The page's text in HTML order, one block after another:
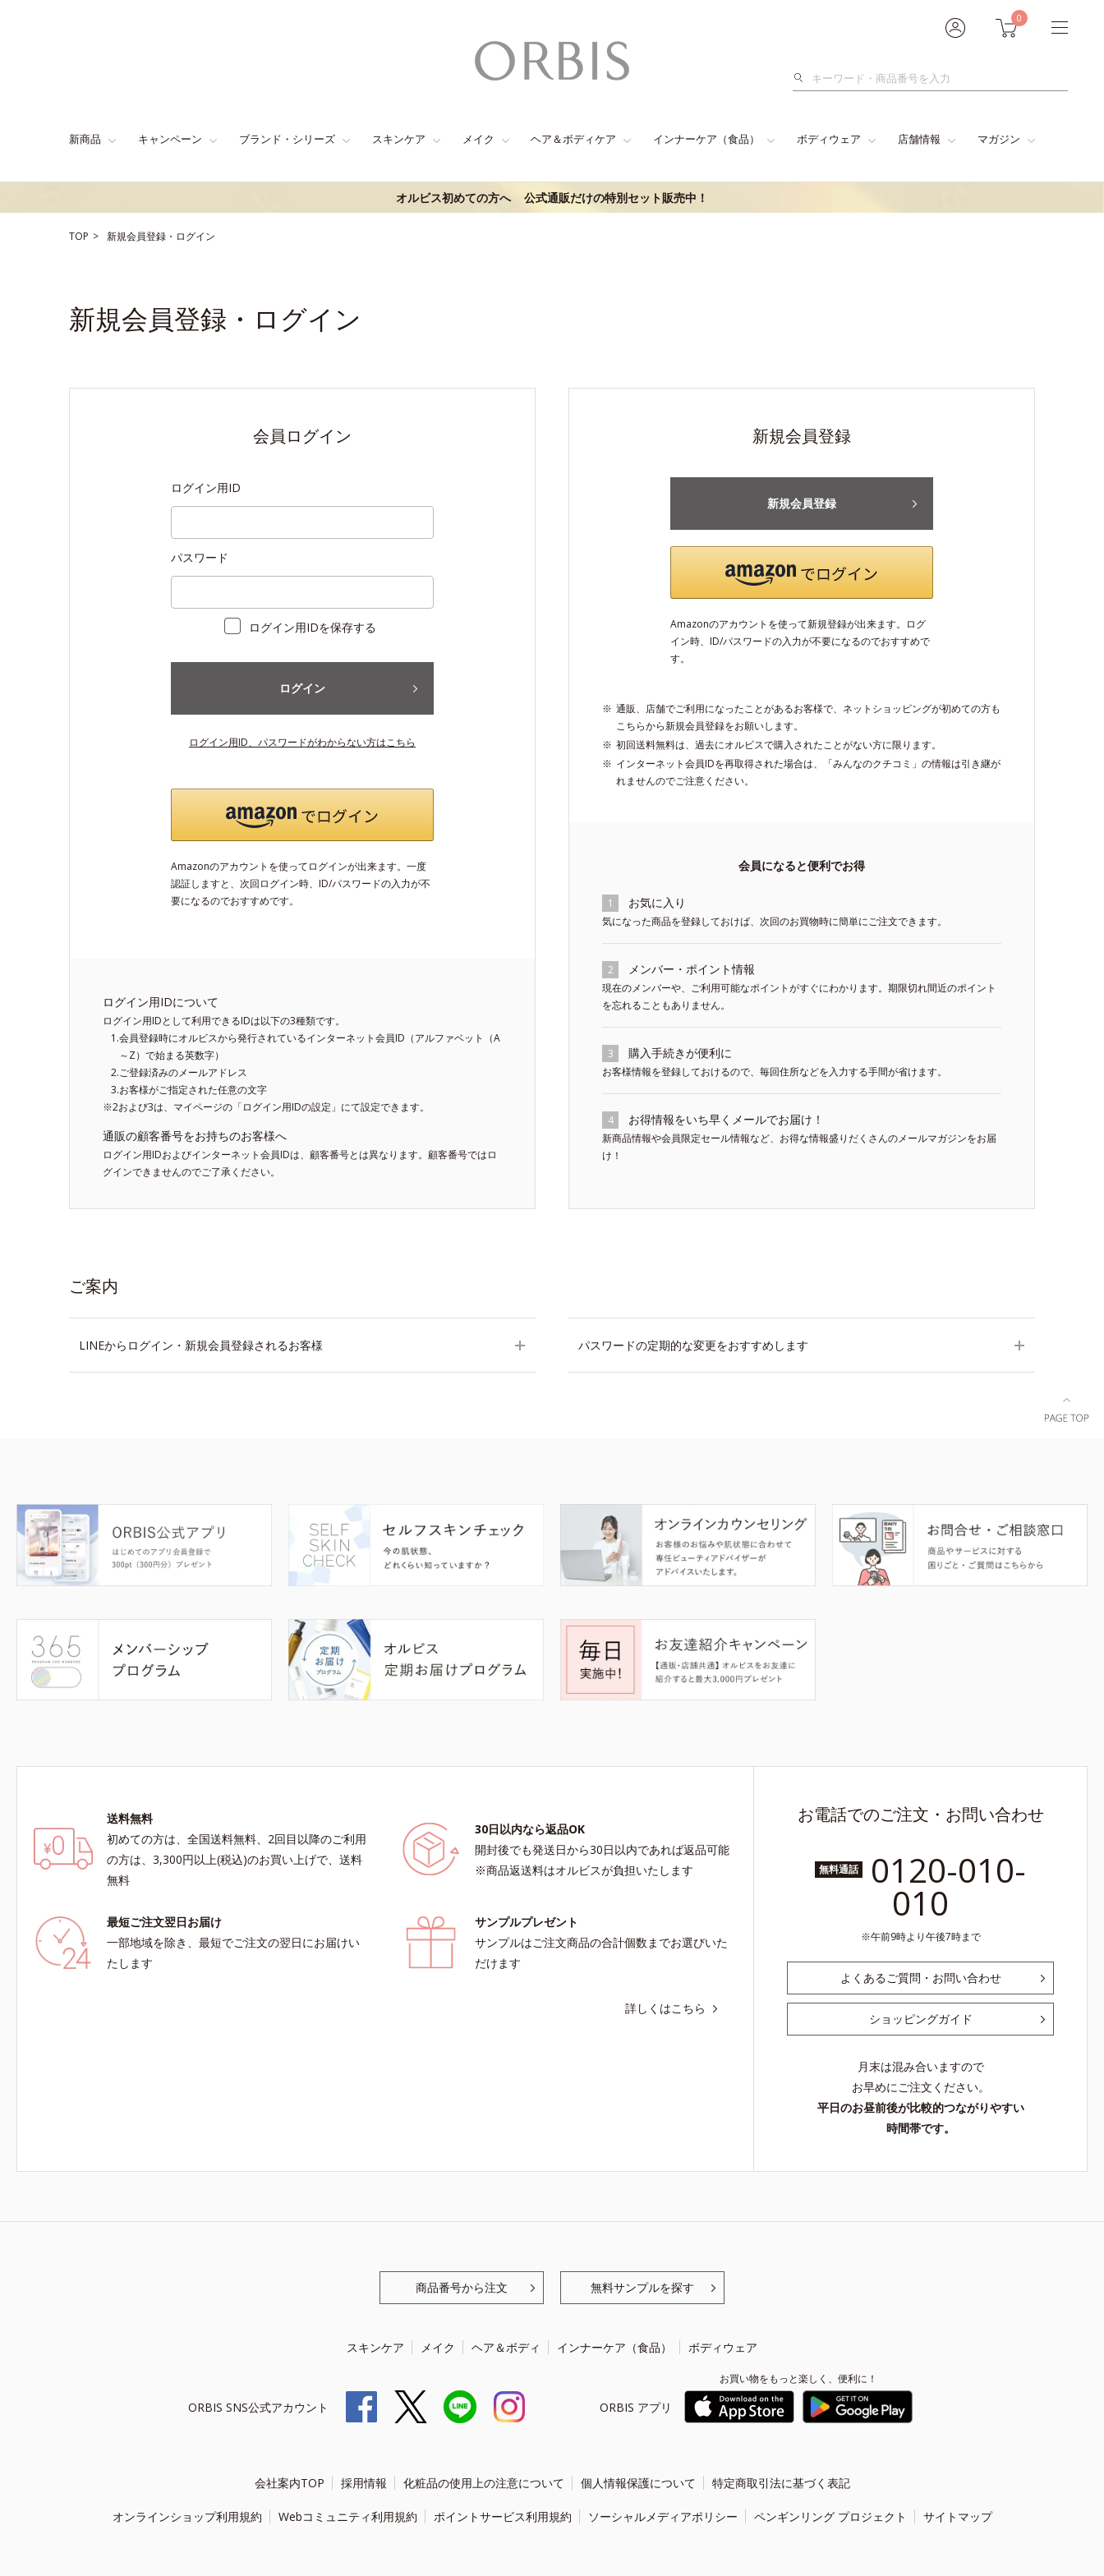
0
検
新商品 キャンペーン ブランド・シリーズ スキンケア メイク ヘア＆ボディケア インナーケア（食品） ボディウェア 店舗情報 マガジン
オルビス初めての方へ 公式通販だけの特別セット販売中！
TOP 新規会員登録・ログイン
新規会員登録・ログイン
会員ログイン
ログイン用ID
パスワード
ログイン用IDを保存する
ログイン
ログイン用ID、パスワードがわからない方はこちら
Amazonのアカウントを使ってログインが出来ます。一度
認証しますと、次回ログイン時、ID/パスワードの入力が不
要になるのでおすすめです。
ログイン用IDについて
ログイン用IDとして利用できるIDは以下の3種類です。
会員登録時にオルビスから発行されているインターネット会員ID（アルファベット（A
～Z）で始まる英数字）
ご登録済みのメールアドレス
お客様がご指定された任意の文字
※2および3は、マイページの「ログイン用IDの設定」にて設定できます。
通販の顧客番号をお持ちのお客様へ
ログイン用IDおよびインターネット会員IDは、顧客番号とは異なります。顧客番号ではロ
グインできませんのでご了承ください。
新規会員登録
新規会員登録
Amazonのアカウントを使って新規登録が出来ます。ログ
イン時、ID/パスワードの入力が不要になるのでおすすめで
す。
通販、店舗でご利用になったことがあるお客様で、ネットショッピングが初めての方も
こちらから新規会員登録をお願いします。
初回送料無料は、過去にオルビスで購入されたことがない方に限ります。
インターネット会員IDを再取得された場合は、「みんなのクチコミ」の情報は引き継が
れませんのでご注意ください。
会員になると便利でお得
1 お気に入り
気になった商品を登録しておけば、次回のお買物時に簡単にご注文できます。
2 メンバー・ポイント情報
現在のメンバーや、ご利用可能なポイントがすぐにわかります。期限切れ間近のポイント
を忘れることもありません。
3 購入手続きが便利に
お客様情報を登録しておけるので、毎回住所などを入力する手間が省けます。
4 お得情報をいち早くメールでお届け！
新商品情報や会員限定セール情報など、お得な情報盛りだくさんのメールマガジンをお届
け！
ご案内
LINEからログイン・新規会員登録されるお客様 パスワードの定期的な変更をおすすめします
送料無料
初めての方は、全国送料無料、2回目以降のご利用
の方は、3,300円以上(税込)のお買い上げで、送料
無料
30日以内なら返品OK
開封後でも発送日から30日以内であれば返品可能
※商品返送料はオルビスが負担いたします
最短ご注文翌日お届け
一部地域を除き、最短でご注文の翌日にお届けい
たします
サンプルプレゼント
サンプルはご注文商品の合計個数までお選びいた
だけます
詳しくはこちら
お電話でのご注文・お問い合わせ
無料通話 0120-010-
010
午前9時より午後7時まで
よくあるご質問・お問い合わせ
ショッピングガイド
月末は混み合いますので
お早めにご注文ください。
平日のお昼前後が比較的つながりやすい
時間帯です。
商品番号から注文 無料サンプルを探す
スキンケア メイク ヘア＆ボディ インナーケア（食品） ボディウェア
ORBIS SNS公式アカウント ORBIS アプリ
お買い物をもっと楽しく、便利に！
会社案内TOP 採用情報 化粧品の使用上の注意について 個人情報保護について 特定商取引法に基づく表記
オンラインショップ利用規約 Webコミュニティ利用規約 ポイントサービス利用規約 ソーシャルメディアポリシー ペンギンリング プロジェクト サイトマップ